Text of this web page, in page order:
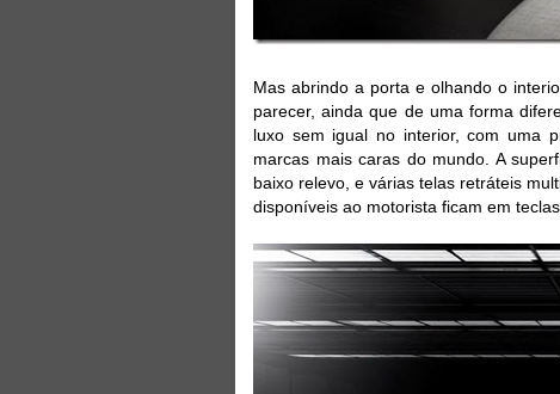
Mas abrindo a porta e olhando o
parecer, ainda que de uma forma
luxo sem igual no interior, com uma
marcas mais caras do mundo. A
baixo relevo, e várias telas retráteis
disponíveis ao motorista ficam em